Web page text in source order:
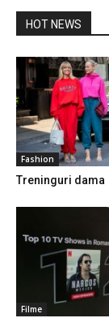
HOT NEWS
Fashion
Treninguri dama
Filme